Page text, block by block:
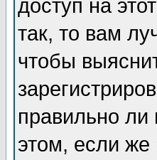
доступ на
так, то вам
чтобы
правильно
этом, если же